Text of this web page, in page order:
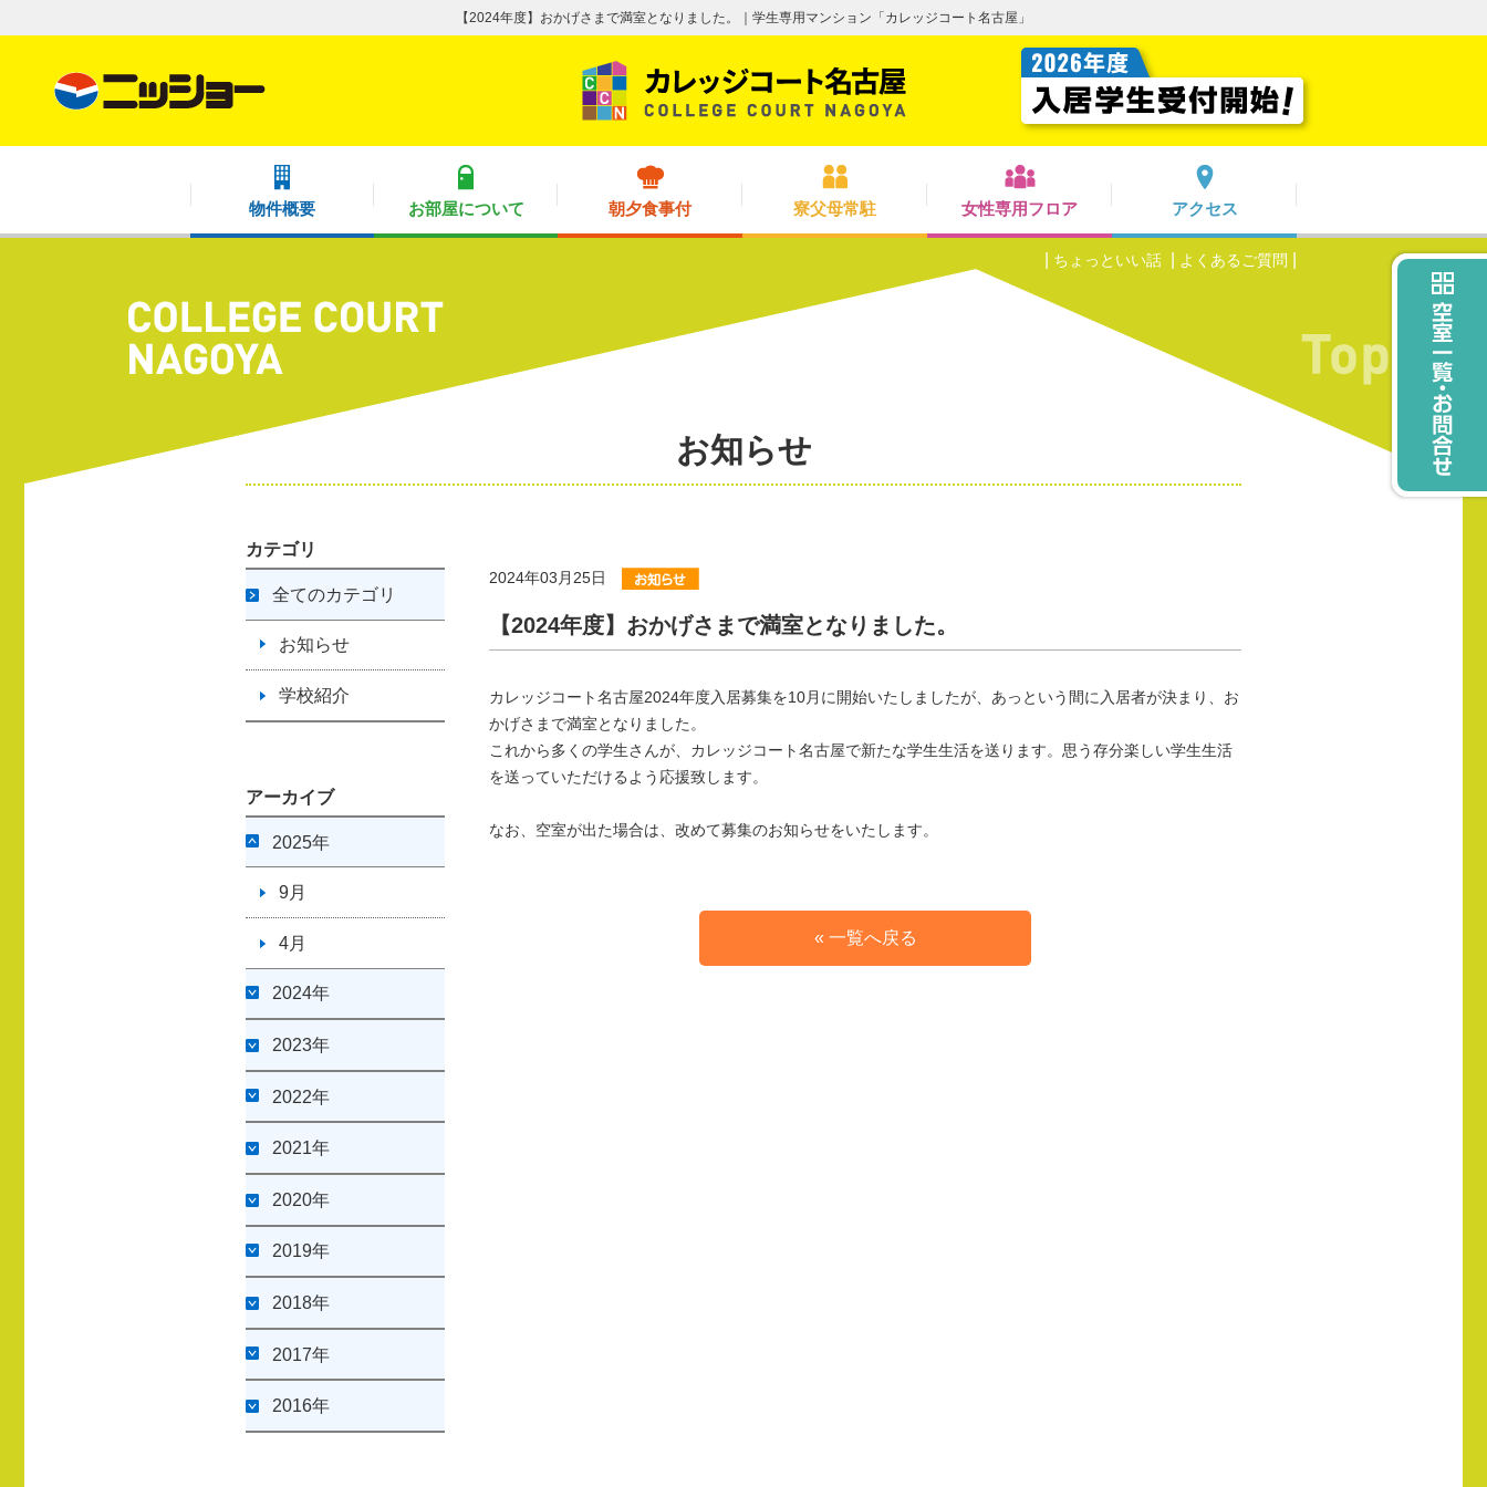
【2024年度】おかげさまで満室となりました。｜学生専用マンション「カレッジコート名古屋」
物件概要 お部屋について 朝夕食事付 寮父母常駐 女性専用フロア アクセス
ちょっといい話 よくあるご質問
お知らせ
カテゴリ
全てのカテゴリ
お知らせ
学校紹介
アーカイブ
2025年
9月
4月
2024年
2023年
2022年
2021年
2020年
2019年
2018年
2017年
2016年
2024年03月25日
【2024年度】おかげさまで満室となりました。
カレッジコート名古屋2024年度入居募集を10月に開始いたしましたが、あっという間に入居者が決まり、お
かげさまで満室となりました。
これから多くの学生さんが、カレッジコート名古屋で新たな学生生活を送ります。思う存分楽しい学生生活
を送っていただけるよう応援致します。
なお、空室が出た場合は、改めて募集のお知らせをいたします。
« 一覧へ戻る